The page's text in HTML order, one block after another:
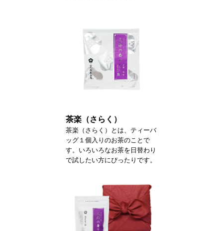
茶楽（さらく）
茶楽（さらく）とは、ティーバ
ッグ１個入りのお茶のことで
す。いろいろなお茶を日替わり
で試したい方にぴったりです。